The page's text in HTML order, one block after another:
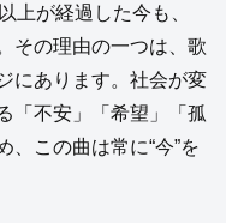
上が経過した今も、
その理由の一つは、歌
にあります。社会が変
「不安」「希望」「孤
、この曲は常に“今”を